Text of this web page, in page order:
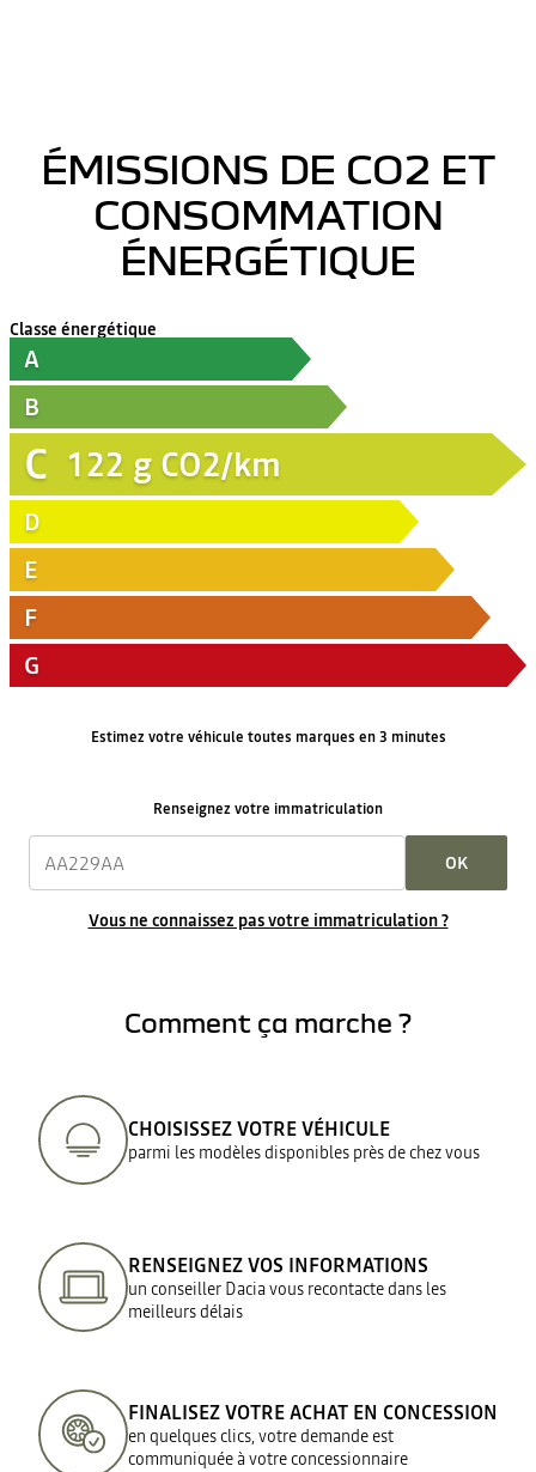
ÉMISSIONS DE CO2 ET
CONSOMMATION
ÉNERGÉTIQUE
Classe énergétique
A
B
C 122 g CO2/km
D
E
F
G
Estimez votre véhicule toutes marques en 3 minutes
Renseignez votre immatriculation
OK
Vous ne connaissez pas votre immatriculation ?
Comment ça marche ?
CHOISISSEZ VOTRE VÉHICULE
parmi les modèles disponibles près de chez vous
RENSEIGNEZ VOS INFORMATIONS
un conseiller Dacia vous recontacte dans les
meilleurs délais
FINALISEZ VOTRE ACHAT EN CONCESSION
en quelques clics, votre demande est
communiquée à votre concessionnaire